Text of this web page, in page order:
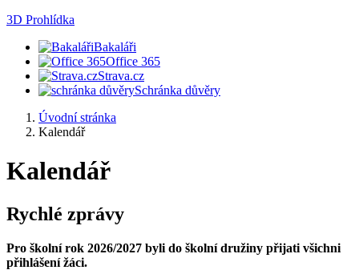
3D Prohlídka
Bakaláři
Office 365
Strava.cz
Schránka důvěry
Úvodní stránka
Kalendář
Kalendář
Rychlé zprávy
Pro školní rok 2026/2027 byli do školní družiny přijati všichni
přihlášení žáci.